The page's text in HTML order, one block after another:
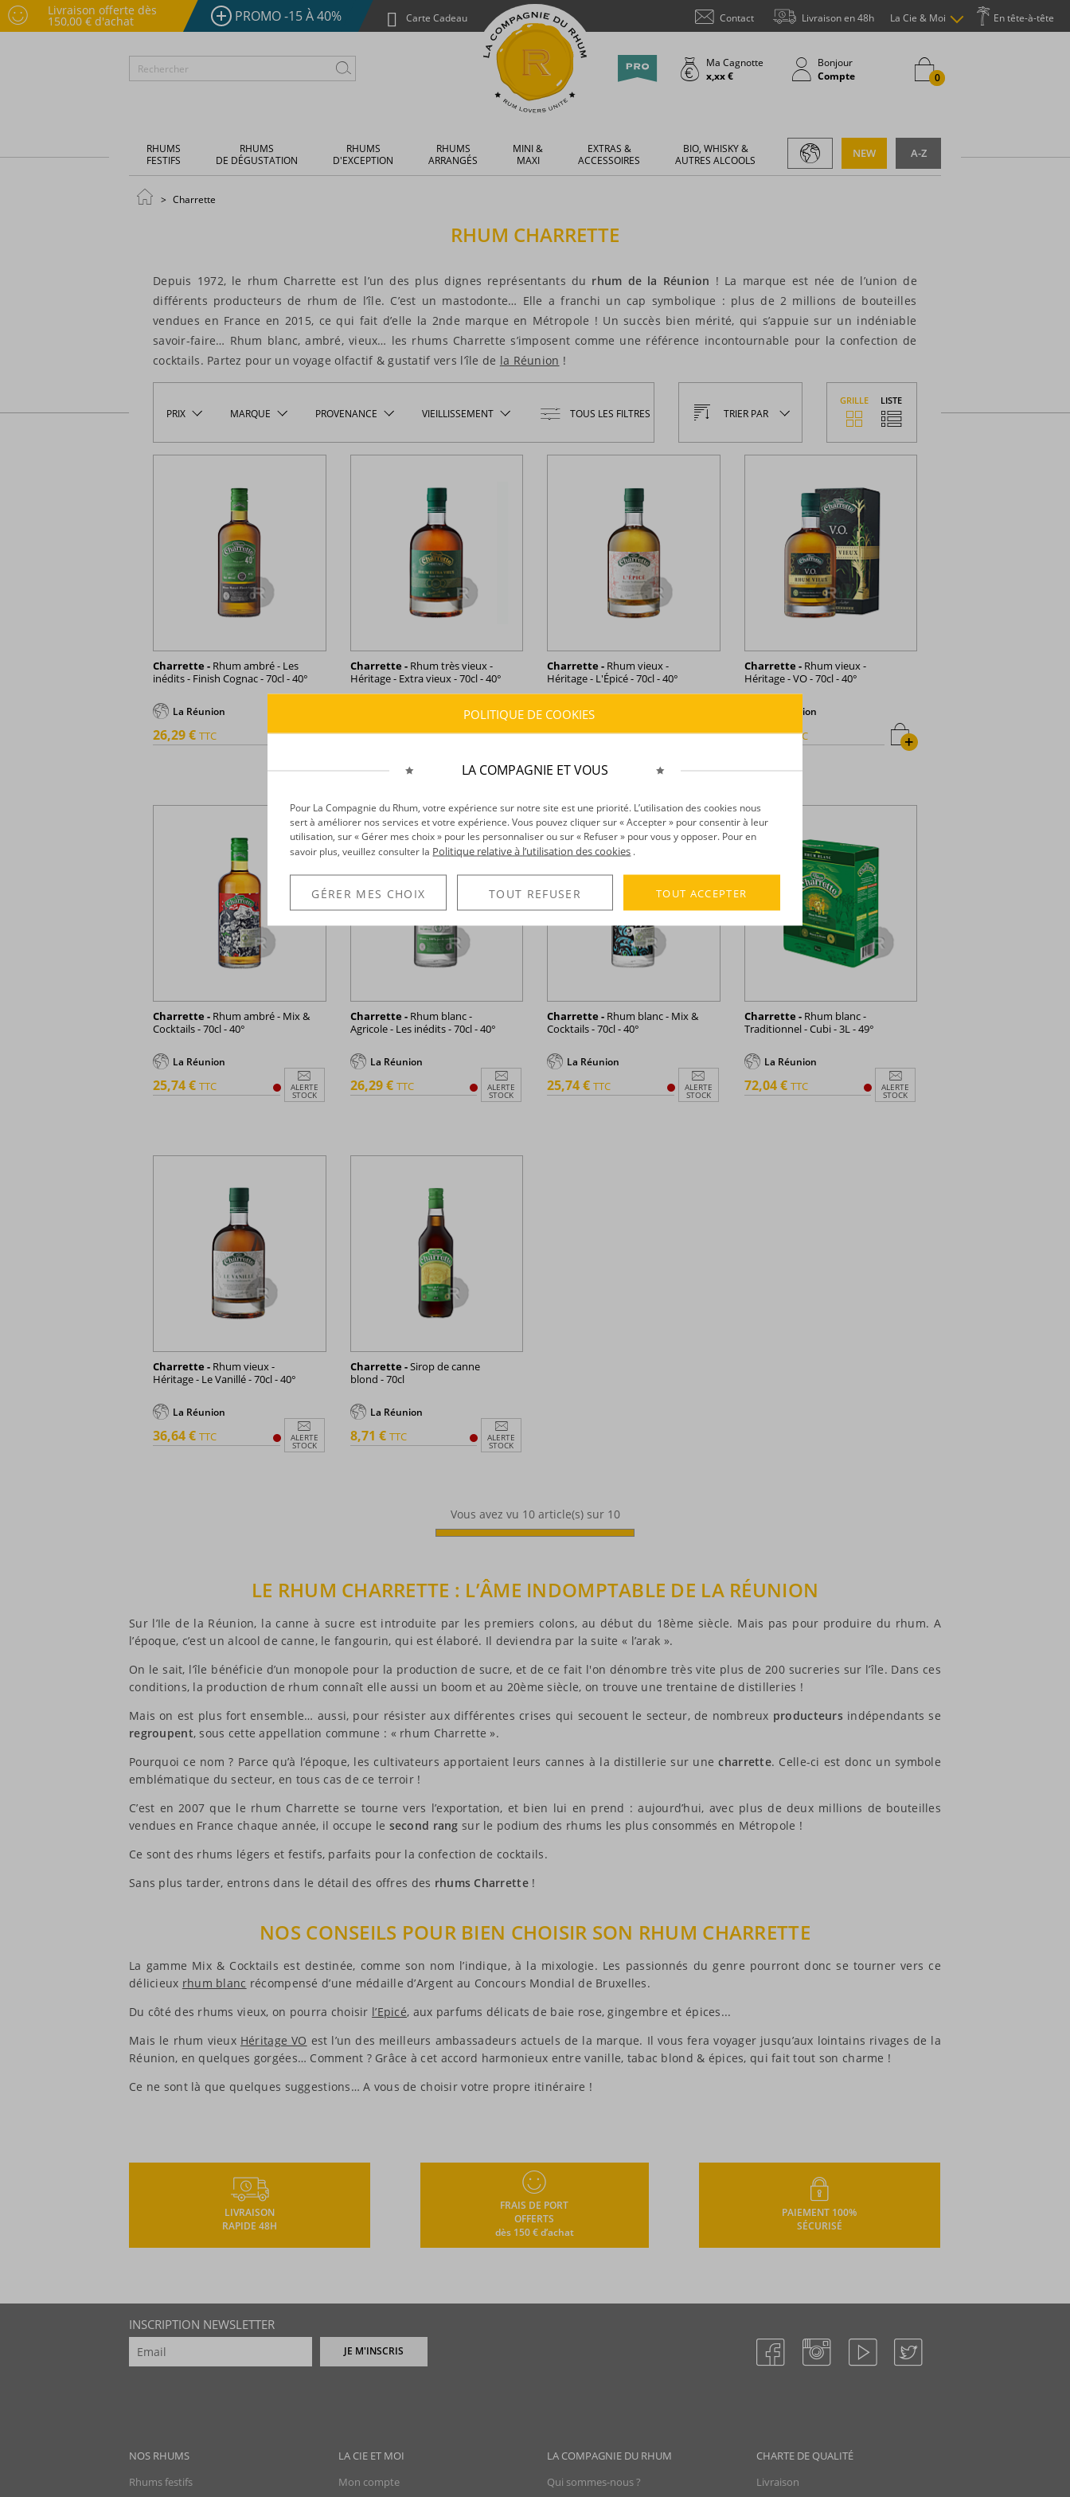
Livraison offerte dès
150,00 € d'achat PROMO -15 À 40% Carte Cadeau En tête-à-tête
La Cie & Moi
Livraison en 48h
Contact
Ma Cagnotte
x,xx €
Bonjour
Compte
0
RHUMS
FESTIFS
RHUMS
DE DÉGUSTATION
RHUMS
D'EXCEPTION
RHUMS
ARRANGÉS
MINI &
MAXI
EXTRAS &
ACCESSOIRES
BIO, WHISKY &
AUTRES ALCOOLS
A-Z
NEW
Charrette
RHUM CHARRETTE
Depuis 1972, le rhum Charrette est l’un des plus dignes représentants du rhum de la Réunion ! La marque est née de l’union de
différents producteurs de rhum de l’île. C’est un mastodonte… Elle a franchi un cap symbolique : plus de 2 millions de bouteilles
vendues en France en 2015, ce qui fait d’elle la 2nde marque en Métropole ! Un succès bien mérité, qui s’appuie sur un indéniable
savoir-faire… Rhum blanc, ambré, vieux… les rhums Charrette s’imposent comme une référence incontournable pour la confection de
cocktails. Partez pour un voyage olfactif & gustatif vers l’île de la Réunion !
PRIX MARQUE PROVENANCE VIEILLISSEMENT TOUS LES FILTRES TRIER PAR
GRILLE LISTE
Charrette - Rhum ambré - Les
inédits - Finish Cognac - 70cl - 40°
La Réunion
26,29 € TTC
Charrette -Rhum très vieux -
Héritage - Extra vieux - 70cl - 40°
56,90 €TTC
Charrette - Rhum vieux -
Héritage - L'Épicé - 70cl - 40°
La Réunion
36,64 €TTC
Charrette -Rhum vieux -
Héritage - VO - 70cl - 40°
La Réunion
+
51,85 €TTC
Charrette - Rhum ambré - Mix &
Cocktails - 70cl - 40°
La Réunion
ALERTE
STOCK
25,74 € TTC
Charrette -Rhum blanc -
Agricole - Les inédits - 70cl - 40°
La Réunion
ALERTE
STOCK
26,29 € TTC
Charrette - Rhum blanc - Mix &
Cocktails - 70cl - 40°
La Réunion
ALERTE
STOCK
25,74 € TTC
Charrette -Rhum blanc -
Traditionnel - Cubi - 3L - 49°
La Réunion
ALERTE
STOCK
72,04 € TTC
Charrette - Rhum vieux -
Héritage - Le Vanillé - 70cl - 40°
La Réunion
ALERTE
STOCK
36,64 € TTC
Charrette -Sirop de canne
blond - 70cl
La Réunion
ALERTE
STOCK
8,71 € TTC
Vous avez vu 10article(s) sur 10
LE RHUM CHARRETTE : L’ÂME INDOMPTABLE DE LA RÉUNION
Sur l’Ile de la Réunion, la canne à sucre est introduite par les premiers colons, au début du 18ème siècle. Mais pas pour produire du rhum. A
l’époque, c’est un alcool de canne, le fangourin, qui est élaboré. Il deviendra par la suite « l’arak ».
On le sait, l’île bénéficie d’un monopole pour la production de sucre, et de ce fait l'on dénombre très vite plus de 200 sucreries sur l’île. Dans ces
conditions, la production de rhum connaît elle aussi un boom et au 20ème siècle, on trouve une trentaine de distilleries !
Mais on est plus fort ensemble… aussi, pour résister aux différentes crises qui secouent le secteur, de nombreux producteurs indépendants se
regroupent, sous cette appellation commune : « rhum Charrette ».
Pourquoi ce nom ? Parce qu’à l’époque, les cultivateurs apportaient leurs cannes à la distillerie sur unecharrette. Celle-ci est donc un symbole
emblématique du secteur, en tous cas de ce terroir !
C’est en 2007 que le rhum Charrette se tourne vers l’exportation, et bien lui en prend : aujourd’hui, avec plus de deux millions de bouteilles
vendues en France chaque année, il occupe le second rang sur le podium des rhums les plus consommés en Métropole !
Ce sont des rhums légers et festifs, parfaits pour la confection de cocktails.
Sans plus tarder, entrons dans le détail des offres des rhums Charrette!
NOS CONSEILS POUR BIEN CHOISIR SON RHUM CHARRETTE
La gamme Mix & Cocktails est destinée, comme son nom l’indique, à la mixologie. Les passionnés du genre pourront donc se tourner vers ce
délicieux rhum blanc récompensé d’une médaille d’Argent au Concours Mondial de Bruxelles.
Du côté des rhums vieux, on pourra choisir l’Epicé, aux parfums délicats de baie rose, gingembre et épices...
Mais le rhum vieux Héritage VO est l’un des meilleurs ambassadeurs actuels de la marque. Il vous fera voyager jusqu’aux lointains rivages de la
Réunion, en quelques gorgées… Comment ? Grâce à cet accord harmonieux entre vanille, tabac blond & épices, qui fait tout son charme !
Ce ne sont là que quelques suggestions… A vous de choisir votre propre itinéraire !
LIVRAISON
RAPIDE 48H
FRAIS DE PORT
OFFERTS
dès 150 € d’achat
PAIEMENT 100%
SÉCURISÉ
INSCRIPTION NEWSLETTER
JE M'INSCRIS
NOS RHUMS
Rhums festifs
LA COMPAGNIE DU RHUM
Qui sommes-nous ?
LA CIE ET MOI
Mon compte
CHARTE DE QUALITÉ
Livraison
POLITIQUE DE COOKIES
LA COMPAGNIE ET VOUS
Pour La Compagnie du Rhum, votre expérience sur notre site est une priorité. L’utilisation des cookies nous
sert à améliorer nos services et votre expérience. Vous pouvez cliquer sur « Accepter » pour consentir à leur
utilisation, sur « Gérer mes choix » pour les personnaliser ou sur « Refuser » pour vous y opposer. Pour en
savoir plus, veuillez consulter la Politique relative à l’utilisation des cookies .
GÉRER MES CHOIX TOUT REFUSER TOUT ACCEPTER